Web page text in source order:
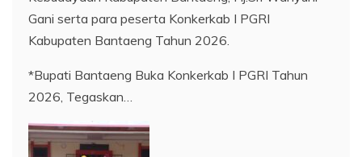
*Bupati Bantaeng Buka Konkerkab I PGRI Tahun
2026, Tegaskan…